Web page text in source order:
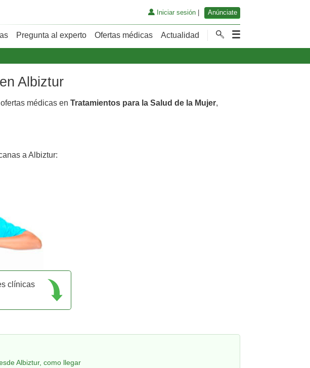
Iniciar sesión| Anúnciate
Pregunta al experto Ofertas médicas Actualidad
Albiztur
médicas en Tratamientos para la Salud de la Mujer,
a Albiztur:
clínicas
Albiztur, como llegar